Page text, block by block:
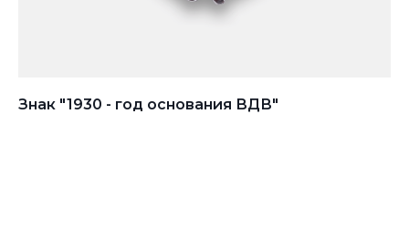
Знак "1930 - год основания ВДВ"